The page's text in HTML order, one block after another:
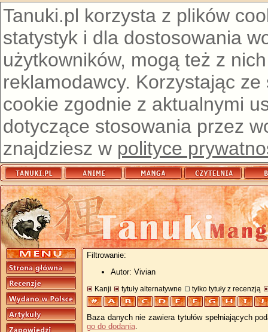
Tanuki.pl korzysta z plików
statystyk i dla dostosowania
użytkowników, mogą też z
reklamodawcy. Korzystając
cookie zgodnie z aktualnymi
dotyczące stosowania przez
znajdziesz w polityce
Filtrowanie:
Autor: Vivian
Kanji tytuły alternatywne tylko tytuły z recenzją
Baza danych nie zawiera tytułów spełniających
go do dodania.